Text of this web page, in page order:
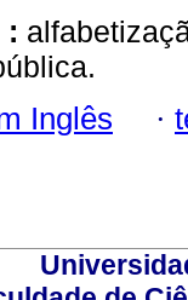
:
Inglês ·